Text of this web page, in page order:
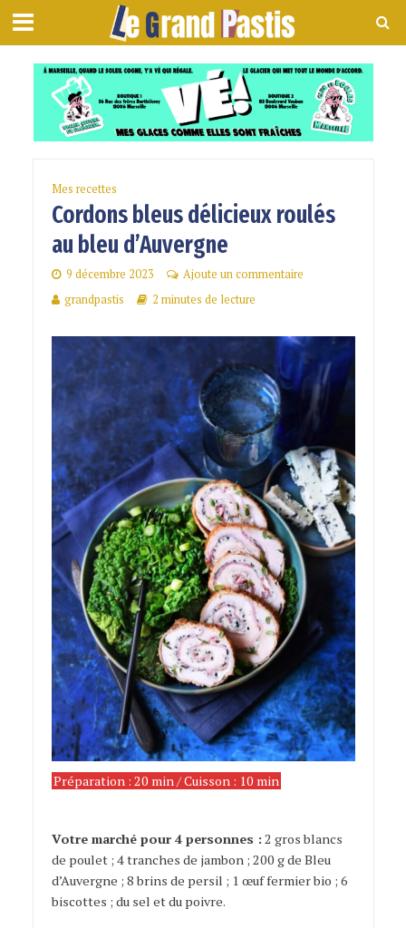
Mes recettes
Cordons bleus délicieux roulés
au bleu d’Auvergne
9 décembre 2023
Ajoute un commentaire
grandpastis
2 minutes de lecture
Préparation : 20 min / Cuisson : 10 min
Votre marché pour 4 personnes : 2 gros blancs
de poulet ; 4 tranches de jambon ; 200 g de Bleu
d’Auvergne ; 8 brins de persil ; 1 œuf fermier bio ; 6
biscottes ; du sel et du poivre.